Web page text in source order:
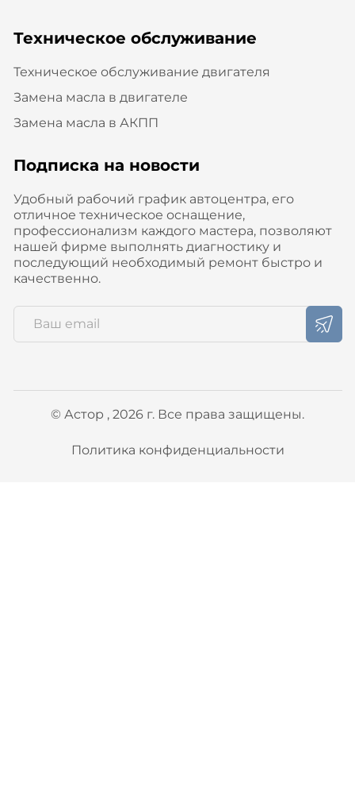
Техническое обслуживание
Техническое обслуживание двигателя
Замена масла в двигателе
Замена масла в АКПП
Подписка на новости
Удобный рабочий график автоцентра, его
отличное техническое оснащение,
профессионализм каждого мастера, позволяют
нашей фирме выполнять диагностику и
последующий необходимый ремонт быстро и
качественно.
© Астор , 2026 г. Все права защищены.
Политика конфиденциальности